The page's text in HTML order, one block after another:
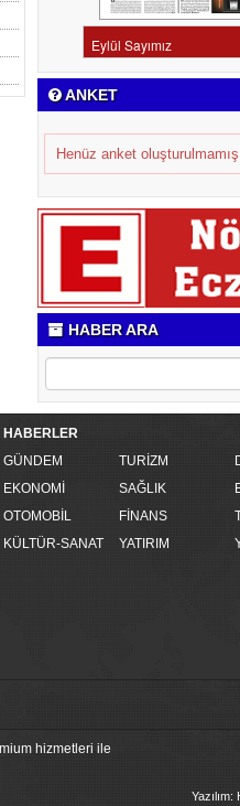
ANKET
Henüz anket
HABER ARA
HABERLER
GÜNDEM
TURİZM
EKONOMİ
SAĞLIK
OTOMOBİL
FİNANS
KÜLTÜR-SANAT
YATIRIM
hizmetleri ile